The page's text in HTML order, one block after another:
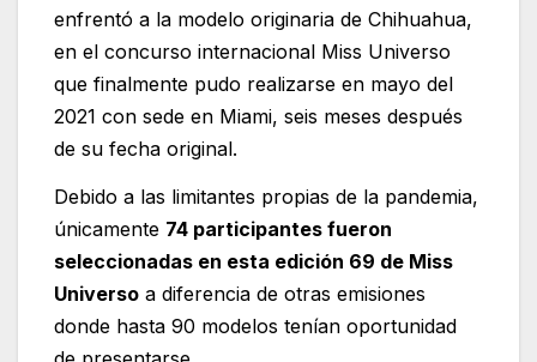
enfrentó a la modelo originaria de Chihuahua,
en el concurso internacional Miss Universo
que finalmente pudo realizarse en mayo del
2021 con sede en Miami, seis meses después
de su fecha original.
Debido a las limitantes propias de la pandemia,
únicamente 74 participantes fueron
seleccionadas en esta edición 69 de Miss
Universo a diferencia de otras emisiones
donde hasta 90 modelos tenían oportunidad